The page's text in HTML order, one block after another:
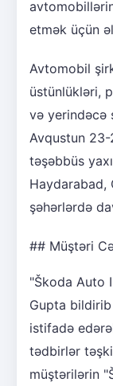
etmək üçün
Avtomobil
üstünlükləri,
və yerindəcə
Avqustun
təşəbbüs
Haydarabad,
şəhərlərdə
## Müştəri
"Škoda Auto
Gupta
istifadə
tədbirlər
müştərilərin